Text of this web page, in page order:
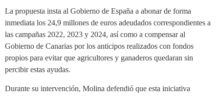
La propuesta insta al Gobierno de España a abonar de forma
inmediata los 24,9 millones de euros adeudados correspondientes a
las campañas 2022, 2023 y 2024, así como a compensar al
Gobierno de Canarias por los anticipos realizados con fondos
propios para evitar que agricultores y ganaderos quedaran sin
percibir estas ayudas.
Durante su intervención, Molina defendió que esta iniciativa